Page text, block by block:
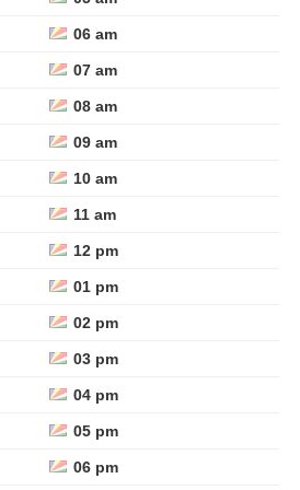
06 am
07 am
08 am
09 am
10 am
11 am
12 pm
01 pm
02 pm
03 pm
04 pm
05 pm
06 pm